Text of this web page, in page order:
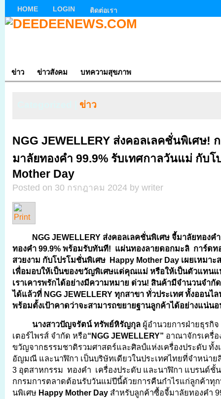
HOME LOGIN ติดต่อเรา
ข่าว ข่าวสังคม บทความสุขภาพ
ข่าว
NGG JEWELLERY ส่งคอลเลคชั่นพิเศษ!
มาลัยทองคำ 99.9% รับเทศกาลวันแม่ กับโ
Mother Day
Posted on 30 กรกฎาคม 2024 by writer
NGG JEWELLERY ส่งคอลเลคชั่นพิเศษ จี้มาลัยทองค
ทองคำ 99.9% พร้อมรับทันที! แผ่นทองลายดอกมะลิ การ์ดท
สวยงาม กับโปรโมชั่นพิเศษ Happy Mother Day เผยเหมา
เพื่อมอบให้เป็นของขวัญพิเศษแด่คุณแม่ หรือให้เป็นตัวแทน
เราเคารพรักได้อย่างมีความหมาย ด่วน! สินค้ามีจำนวนจำกั
ได้แล้วที่ NGG JEWELLERY ทุกสาขา ทั่วประเทศ ทั้งออนไ
พร้อมตั้งเป้าคาดว่าจะสามารถขยายฐานลูกค้าได้อย่างแน่น
นางสาวปัญจรัตน์ ทรัพย์หิรัญกุล ผู้อำนวยการฝ่ายธุรกิ
เตอร์ไพรส์ จำกัด หรือ“NGG JEWELLERY” อาณาจักรเครื่
ขวัญจากธรรมชาติรวมศาสตร์และศิลป์แห่งเครื่องประดับ ทั้ง
อัญมณี และนาฬิกา เป็นบริษัทเดียวในประเทศไทยที่จำหน่าย
3 อุตสาหกรรม ทองคำ เครื่องประดับ และนาฬิกา แบรนด์ชั้
กกรมการตลาดต้อนรับวันแม่ปีนี้ด้วยการคืนกำไรแก่ลูกค้าทุ
นพิเศษ Happy Mother Day สำหรับลูกค้าซื้อจี้มาลัยทองคำ